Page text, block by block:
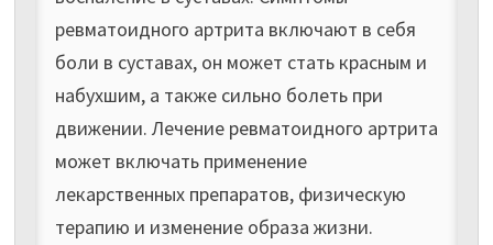
ревматоидного артрита включают в себя
боли в суставах, он может стать красным и
набухшим, а также сильно болеть при
движении. Лечение ревматоидного артрита
может включать применение
лекарственных препаратов, физическую
терапию и изменение образа жизни.